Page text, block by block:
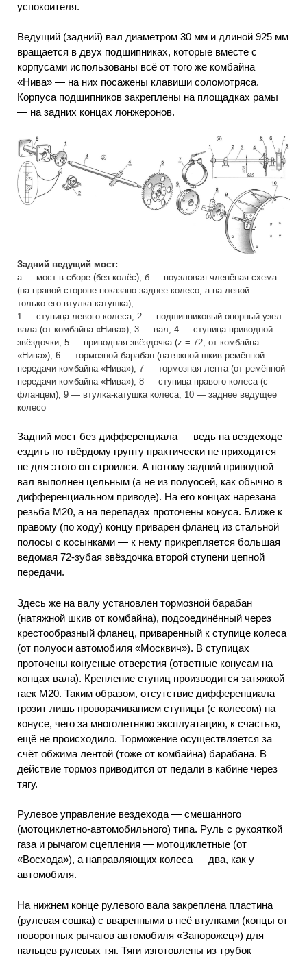
успокоителя.
Ведущий (задний) вал диаметром 30 мм и длиной 925 мм
вращается в двух подшипниках, которые вместе с
корпусами использованы всё от того же комбайна
«Нива» — на них посажены клавиши соломотряса.
Корпуса подшипников закреплены на площадках рамы
— на задних концах лонжеронов.
Задний ведущий мост:
а — мост в сборе (без колёс); б — поузловая членёная схема
(на правой стороне показано заднее колесо, а на левой —
только его втулка-катушка);
1 — ступица левого колеса; 2 — подшипниковый опорный узел
вала (от комбайна «Нива»); 3 — вал; 4 — ступица приводной
звёздочки; 5 — приводная звёздочка (z = 72, от комбайна
«Нива»); 6 — тормозной барабан (натяжной шкив ремённой
передачи комбайна «Нива»); 7 — тормозная лента (от ремённой
передачи комбайна «Нива»); 8 — ступица правого колеса (с
фланцем); 9 — втулка-катушка колеса; 10 — заднее ведущее
колесо
Задний мост без дифференциала — ведь на вездеходе
ездить по твёрдому грунту практически не приходится —
не для этого он строился. А потому задний приводной
вал выполнен цельным (а не из полуосей, как обычно в
дифференциальном приводе). На его концах нарезана
резьба М20, а на перепадах проточены конуса. Ближе к
правому (по ходу) концу приварен фланец из стальной
полосы с косынками — к нему прикрепляется большая
ведомая 72-зубая звёздочка второй ступени цепной
передачи.
Здесь же на валу установлен тормозной барабан
(натяжной шкив от комбайна), подсоединённый через
крестообразный фланец, приваренный к ступице колеса
(от полуоси автомобиля «Москвич»). В ступицах
проточены конусные отверстия (ответные конусам на
концах вала). Крепление ступиц производится затяжкой
гаек М20. Таким образом, отсутствие дифференциала
грозит лишь проворачиванием ступицы (с колесом) на
конусе, чего за многолетнюю эксплуатацию, к счастью,
ещё не происходило. Торможение осуществляется за
счёт обжима лентой (тоже от комбайна) барабана. В
действие тормоз приводится от педали в кабине через
тягу.
Рулевое управление вездехода — смешанного
(мотоциклетно-автомобильного) типа. Руль с рукояткой
газа и рычагом сцепления — мотоциклетные (от
«Восхода»), а направляющих колеса — два, как у
автомобиля.
На нижнем конце рулевого вала закреплена пластина
(рулевая сошка) с вваренными в неё втулками (концы от
поворотных рычагов автомобиля «Запорожец») для
пальцев рулевых тяг. Тяги изготовлены из трубок